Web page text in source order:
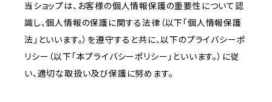
当ショップは、お客様の個人情報保護の重要性について認
識し、個人情報の保護に関する法律（以下「個人情報保護
法」といいます。）を遵守すると共に、以下のプライバシーポ
リシー（以下「本プライバシーポリシー」といいます。）に従
い、適切な取扱い及び保護に努めます。